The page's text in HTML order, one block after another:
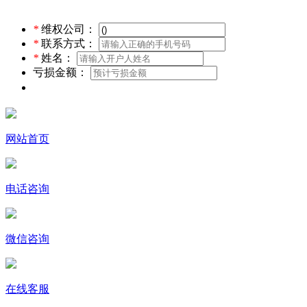
* 维权公司：
* 联系方式：
* 姓名：
亏损金额：
网站首页
电话咨询
微信咨询
在线客服